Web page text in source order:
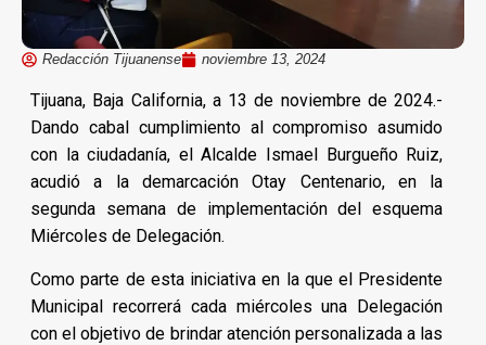
Redacción Tijuanense noviembre 13, 2024
Tijuana, Baja California, a 13 de noviembre de 2024.-
Dando cabal cumplimiento al compromiso asumido
con la ciudadanía, el Alcalde Ismael Burgueño Ruiz,
acudió a la demarcación Otay Centenario, en la
segunda semana de implementación del esquema
Miércoles de Delegación.
Como parte de esta iniciativa en la que el Presidente
Municipal recorrerá cada miércoles una Delegación
con el objetivo de brindar atención personalizada a las